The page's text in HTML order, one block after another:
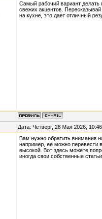
Самый рабочий вариант делать
свежих акцентов.
на кухне, это дает отличный
Дата: Четверг, 28 Мая 2026,
Вам нужно обратить внимания
например, ее можно перевести
высокой. Вот здесь можете
иногда свои собственные